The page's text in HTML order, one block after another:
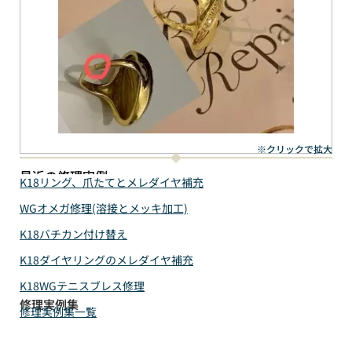
※クリックで拡大
最近の修理実例
K18リング、爪たてとメレダイヤ補充
WGオメガ修理(溶接とメッキ加工)
K18バチカン付け替え
K18ダイヤリングのメレダイヤ補充
K18WGテニスブレス修理
修理実例集
修理実例集一覧